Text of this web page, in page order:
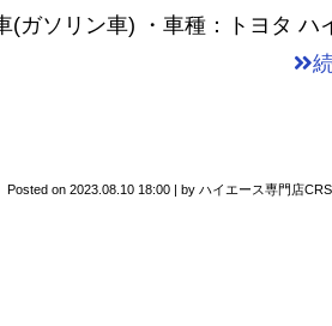
(ガソリン車) ・車種：トヨタ ハ
Posted on 2023.08.10 18:00 | by ハイエース専門店CRS